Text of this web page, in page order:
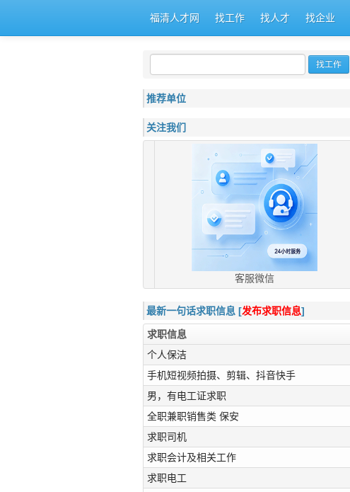
福清人才网 找工作 找人才 找企业
推荐单位
关注我们
客服微信
最新一句话求职信息 [发布求职信息]
求职信息
个人保洁
手机短视频拍摄、剪辑、抖音快手
男，有电工证求职
全职兼职销售类 保安
求职司机
求职会计及相关工作
求职电工